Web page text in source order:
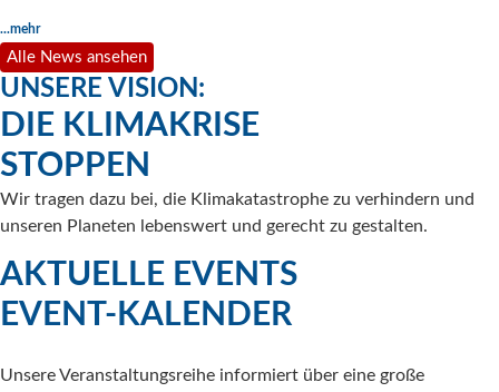
...mehr
Alle News ansehen
UNSERE VISION:
DIE KLIMAKRISE
STOPPEN
Wir tragen dazu bei, die Klimakatastrophe zu verhindern und
unseren Planeten lebenswert und gerecht zu gestalten.
AKTUELLE EVENTS
EVENT-KALENDER
Unsere Veranstaltungsreihe informiert über eine große